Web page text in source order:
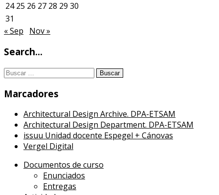
24 25 26 27 28 29 30
31
« Sep
Nov »
Search…
Buscar:
Marcadores
Architectural Design Archive. DPA-ETSAM
Architectural Design Department. DPA-ETSAM
issuu Unidad docente Espegel + Cánovas
Vergel Digital
Documentos de curso
Enunciados
Entregas